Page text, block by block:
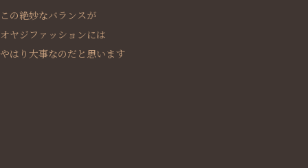
この絶妙なバランスが
オヤジファッションには
やはり大事なのだと思います